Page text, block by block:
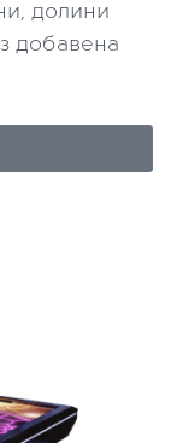
долини
добавена